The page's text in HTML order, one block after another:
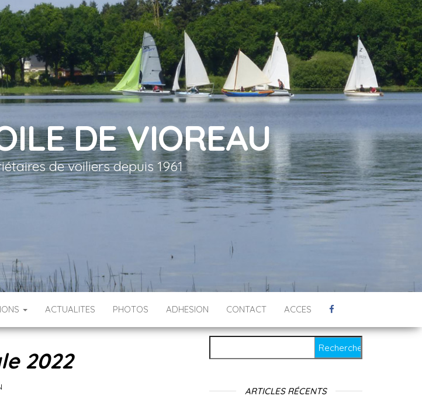
DE VIOREAU
de voiliers depuis 1961
ACTUALITES PHOTOS ADHESION CONTACT ACCES
2022
ARTICLES RÉCENTS